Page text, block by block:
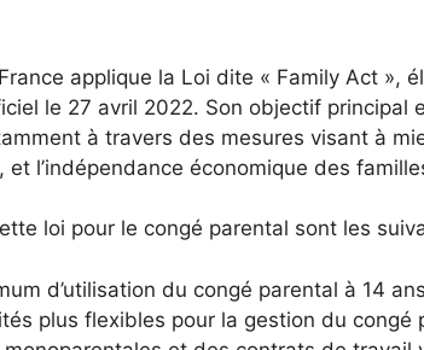
applique la Loi dite « Family Act »,
le 27 avril 2022. Son objectif
à travers des mesures visant à
l’indépendance économique des
loi pour le congé parental sont les
d’utilisation du congé parental à 14
plus flexibles pour la gestion du